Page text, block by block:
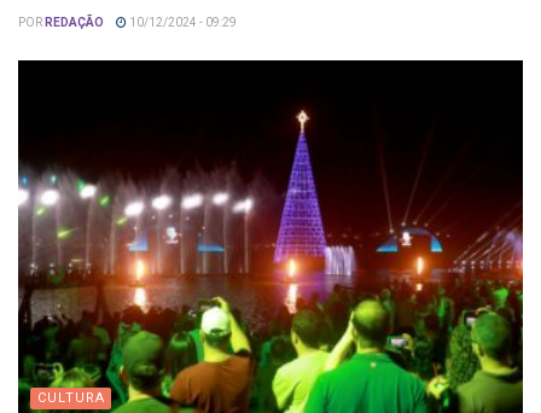
POR REDAÇÃO 10/12/2024 - 09:29
CULTURA